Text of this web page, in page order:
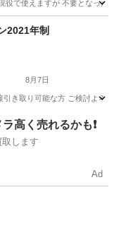
で使えますが 不要となっ
2021年制
8月7日
き取り可能な方 ご検討よろ
高く売れるかも❗️
します
Ad